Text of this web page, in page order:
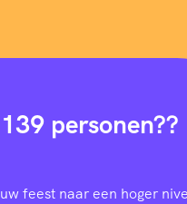
personen??
feest naar een hoger